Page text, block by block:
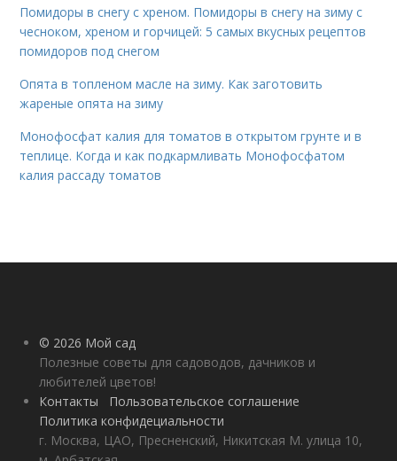
Помидоры в снегу с хреном. Помидоры в снегу на зиму с
чесноком, хреном и горчицей: 5 самых вкусных рецептов
помидоров под снегом
Опята в топленом масле на зиму. Как заготовить
жареные опята на зиму
Монофосфат калия для томатов в открытом грунте и в
теплице. Когда и как подкармливать Монофосфатом
калия рассаду томатов
© 2026 Мой сад
Полезные советы для садоводов, дачников и
любителей цветов!
Контакты
Пользовательское соглашение
Политика конфидециальности
г. Москва, ЦАО, Пресненский, Никитская М. улица 10,